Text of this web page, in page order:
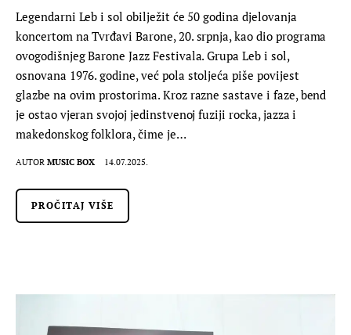
Legendarni Leb i sol obilježit će 50 godina djelovanja
koncertom na Tvrđavi Barone, 20. srpnja, kao dio programa
ovogodišnjeg Barone Jazz Festivala. Grupa Leb i sol,
osnovana 1976. godine, već pola stoljeća piše povijest
glazbe na ovim prostorima. Kroz razne sastave i faze, bend
je ostao vjeran svojoj jedinstvenoj fuziji rocka, jazza i
makedonskog folklora, čime je…
AUTOR MUSIC BOX 14.07.2025.
PROČITAJ VIŠE